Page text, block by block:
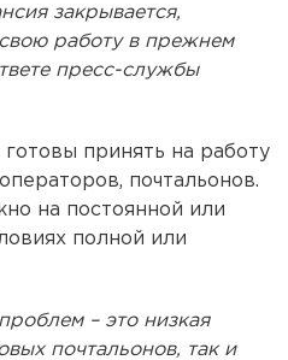
закрывается,
работу в прежнем
пресс-службы
готовы принять на работу
почтальонов.
на постоянной или
полной или
– это низкая
почтальонов, так и